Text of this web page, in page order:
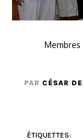
Membres
PAR CÉSAR
ÉTIQUETTES: